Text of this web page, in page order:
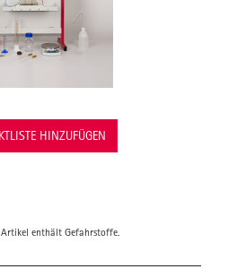
HINZUFÜGEN
Artikel enthält Gefahrstoffe.